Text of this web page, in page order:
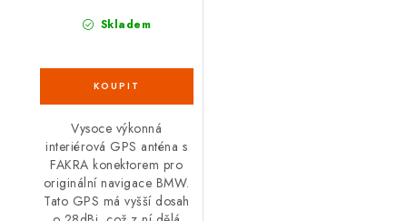
Skladem
Vysoce výkonná
interiérová GPS anténa s
FAKRA konektorem pro
originální navigace BMW.
Tato GPS má vyšší dosah